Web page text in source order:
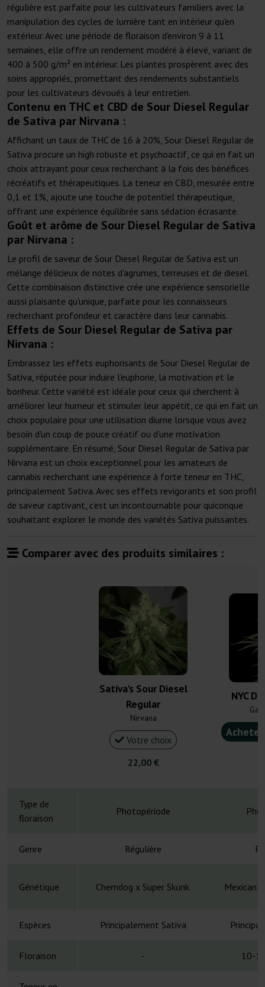
régulière est parfaite pour les cultivateurs familiers avec la
manipulation des cycles de lumière tant en intérieur qu'en
extérieur. Avec une période de floraison d'environ 9 à 11
semaines, elle offre un rendement modéré à élevé, variant de
400 à 500 g/m² en intérieur. Les plantes prospèrent avec des
soins appropriés, promettant des rendements substantiels
pour les cultivateurs dévoués à leur entretien.
Contenu en THC et CBD de Sour Diesel Regular
de Sativa par Nirvana :
Affichant un taux de THC de 16 à 20%, Sour Diesel Regular de
Sativa procure un high robuste et psychoactif, ce qui en fait un
choix attrayant pour ceux recherchant à la fois des bénéfices
récréatifs et thérapeutiques. La teneur en CBD, mesurée entre
0,1 et 1%, ajoute une touche de potentiel thérapeutique,
offrant une expérience équilibrée sans sédation écrasante.
Goût et arôme de Sour Diesel Regular de Sativa
par Nirvana :
Le profil de saveur de Sour Diesel Regular de Sativa est un
mélange délicieux de notes d'agrumes, terreuses et de diesel.
Cette combinaison distinctive crée une expérience sensorielle
aussi plaisante qu'unique, parfaite pour les connaisseurs
recherchant profondeur et caractère dans leur cannabis.
Effets de Sour Diesel Regular de Sativa par
Nirvana :
Embrassez les effets euphorisants de Sour Diesel Regular de
Sativa, réputée pour induire l'euphorie, la motivation et le
bonheur. Cette variété est idéale pour ceux qui cherchent à
améliorer leur humeur et stimuler leur appétit, ce qui en fait un
choix populaire pour une utilisation diurne lorsque vous avez
besoin d'un coup de pouce créatif ou d'une motivation
supplémentaire. En résumé, Sour Diesel Regular de Sativa par
Nirvana est un choix exceptionnel pour les amateurs de
cannabis recherchant une expérience à forte teneur en THC,
principalement Sativa. Avec ses effets revigorants et son profil
de saveur captivant, c’est un incontournable pour quiconque
souhaitant explorer le monde des variétés Sativa puissantes.
Comparer avec des produits similaires :
Sativa's Sour Diesel
Regular
Nirvana
Votre choix
22,00 €
NYC
Type de
floraison
Photopériode
Genre Régulière
Génétique Chemdog x Super Skunk. Mexican
Espèces Principalement Sativa
Floraison - 10-